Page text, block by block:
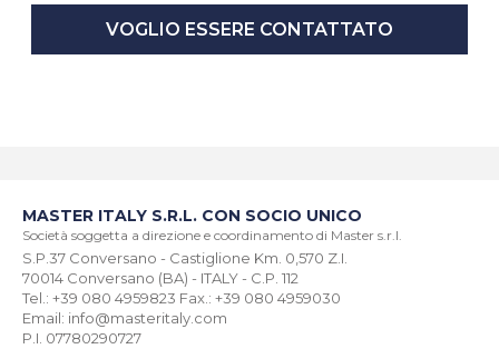
VOGLIO ESSERE CONTATTATO
MASTER ITALY S.R.L. CON SOCIO UNICO
Società soggetta a direzione e coordinamento di Master s.r.l.
S.P.37 Conversano - Castiglione Km. 0,570 Z.I.
70014 Conversano (BA) - ITALY - C.P. 112
Tel.: +39 080 4959823 Fax.: +39 080 4959030
Email: info@masteritaly.com
P.I. 07780290727